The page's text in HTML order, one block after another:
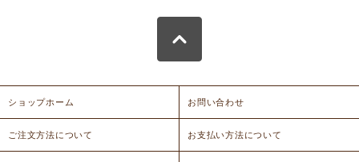
ショップホーム お問い合わせ
ご注文方法について お支払い方法について